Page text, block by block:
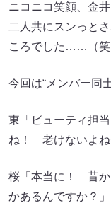
ニコニコ笑顔、金井
二人共にスンっと
ころでした……（笑
今回は“メンバー同
東「ビューティ担
ね！ 老けないよね
桜「本当に！ 昔
かあるんですか？」